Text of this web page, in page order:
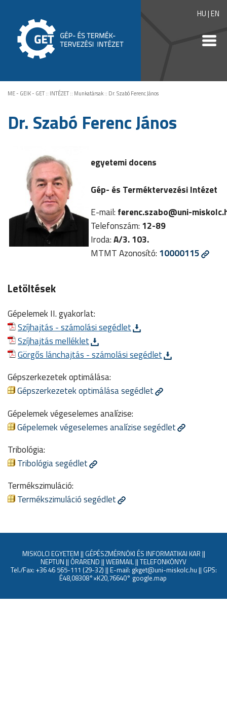
HU|EN
ME - GEIK - GET:: INTÉZET:: Munkatársak:: Dr. Szabó Ferenc János
Dr. Szabó Ferenc János
egyetemi docens
Gép- és Terméktervezési Intézet
E-mail: ferenc.szabo@uni-
Telefonszám: 12-89
Iroda:A/3. 103.
MTMT Azonosító: 10000115
Letöltések
Gépelemek II. gyakorlat:
Szíjhajtás - számolási segédlet
Szíjhajtás melléklet
Görgős lánchajtás - számolási segédlet
Gépszerkezetek optimálása:
Gépszerkezetek optimálása segédlet
Gépelemek végeselemes analízise:
Gépelemek végeselemes analízise segédlet
Tribológia:
Tribológia segédlet
Termékszimuláció:
Termékszimuláció segédlet
MISKOLCI EGYETEM || GÉPÉSZMÉRNÖKI ÉS INFORMATIKAI KAR ||
NEPTUN || ÓRAREND || WEBMAIL|| TELEFONKÖNYV
Tel./Fax: +36 46 565-111 (29-32) || E-mail: gkget@uni-miskolc.hu || GPS:
É48,08308°×K20,76640° google.map